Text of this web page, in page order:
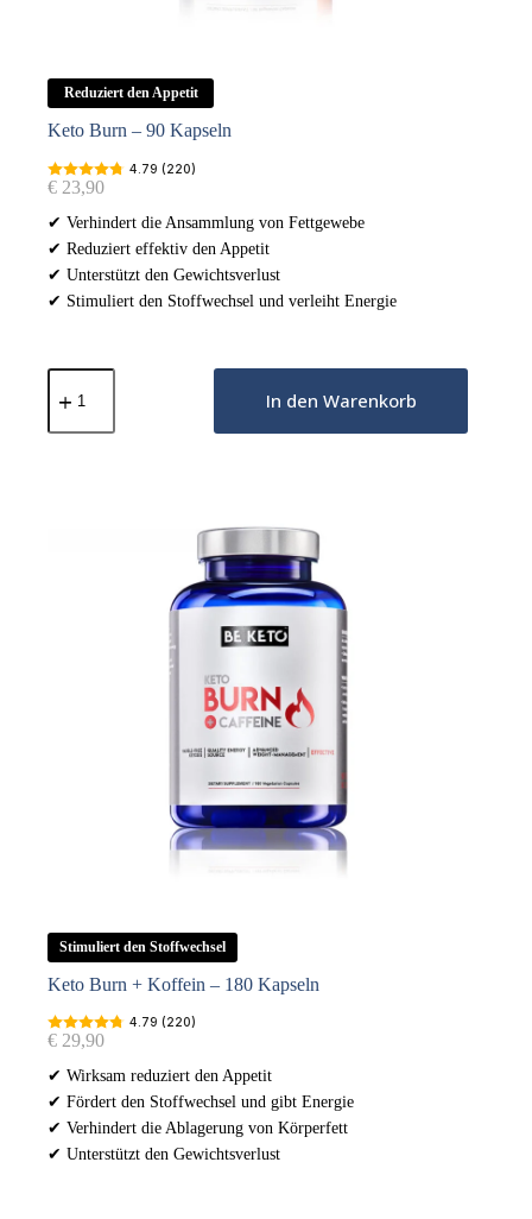
Reduziert den Appetit
Keto Burn – 90 Kapseln
4.79 (220)
€ 23,90
✔ Verhindert die Ansammlung von Fettgewebe
✔ Reduziert effektiv den Appetit
✔ Unterstützt den Gewichtsverlust
✔ Stimuliert den Stoffwechsel und verleiht Energie
Keto
Burn
90
In den Warenkorb
Stimuliert den Stoffwechsel
Keto Burn + Koffein – 180 Kapseln
4.79 (220)
€ 29,90
✔ Wirksam reduziert den Appetit
✔ Fördert den Stoffwechsel und gibt Energie
✔ Verhindert die Ablagerung von Körperfett
✔ Unterstützt den Gewichtsverlust